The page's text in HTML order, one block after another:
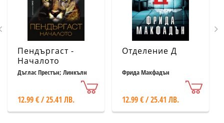
Пендъргаст -
Началото
Дъглас Престън; Линкълн
12.99 € / 25.41 ЛВ.
Отделение Д
Фрида Макфадън
12.99 € / 25.41 ЛВ.